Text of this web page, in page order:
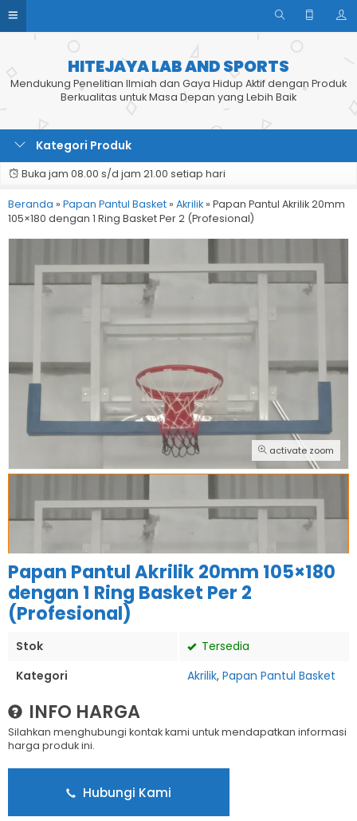
HITEJAYA LAB AND SPORTS
Mendukung Penelitian Ilmiah dan Gaya Hidup Aktif dengan Produk
Berkualitas untuk Masa Depan yang Lebih Baik
Kategori Produk
Buka jam 08.00 s/d jam 21.00 setiap hari
Beranda » Papan Pantul Basket » Akrilik » Papan Pantul Akrilik 20mm
105×180 dengan 1 Ring Basket Per 2 (Profesional)
activate zoom
Papan Pantul Akrilik 20mm 105×180
dengan 1 Ring Basket Per 2
(Profesional)
Stok
Tersedia
Kategori
Akrilik, Papan Pantul Basket
INFO HARGA
Silahkan menghubungi kontak kami untuk mendapatkan informasi
harga produk ini.
Hubungi Kami